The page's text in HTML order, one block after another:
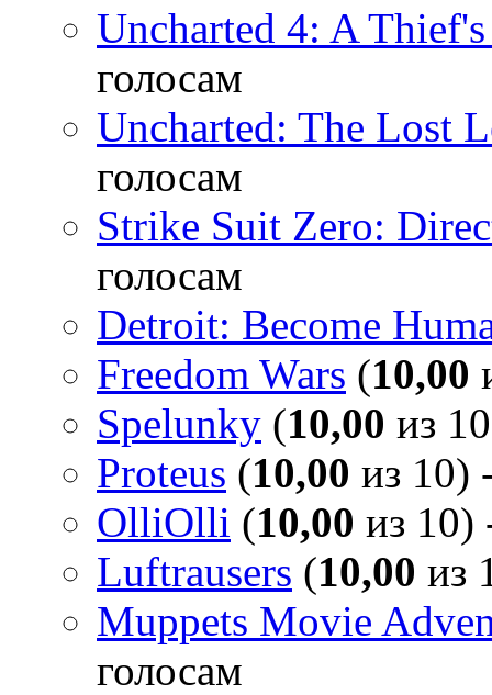
Uncharted 4: A
голосам
Uncharted: The Lost
голосам
Strike Suit Zero:
голосам
Detroit: Become
Freedom Wars (10,00
Spelunky (10,00 из
Proteus (10,00 из 10)
OlliOlli (10,00 из 10)
Luftrausers (10,00 из
Muppets Movie
голосам